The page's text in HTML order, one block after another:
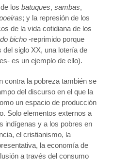
los batuques, sambas,
; y la represión de los
de la vida cotidiana de los
bicho -reprimido porque
del siglo XX, una lotería de
es un ejemplo de ello).
contra la pobreza también se
del discurso en el que la
un espacio de producción
Solo elementos externos a
indígenas y a los pobres en
el cristianismo, la
la economía de
a través del consumo